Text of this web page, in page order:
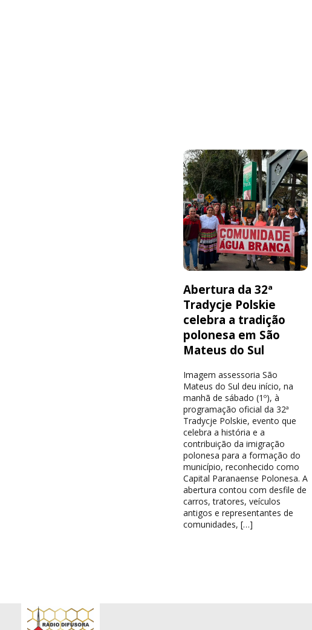
Abertura da 32ª
Tradycje Polskie
celebra a tradição
polonesa em São
Mateus do Sul
Imagem assessoria São
Mateus do Sul deu início, na
manhã de sábado (1º), à
programação oficial da 32ª
Tradycje Polskie, evento que
celebra a história e a
contribuição da imigração
polonesa para a formação do
município, reconhecido como
Capital Paranaense Polonesa. A
abertura contou com desfile de
carros, tratores, veículos
antigos e representantes de
comunidades, […]